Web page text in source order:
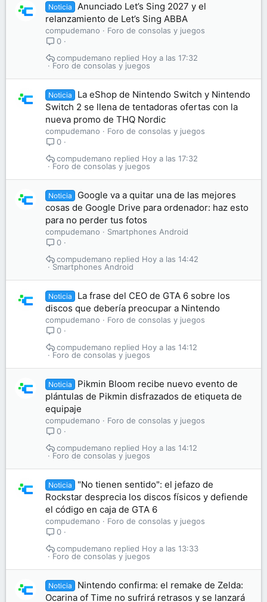
Noticia
Anunciado Let’s Sing 2027 y el
relanzamiento de Let’s Sing ABBA
compudemano
Foro de consolas y juegos
0
Foro de consolas y juegos
Hoy a las 17:32
compudemano
Noticia
La eShop de Nintendo Switch y Nintendo
Switch 2 se llena de tentadoras ofertas con la
nueva promo de THQ Nordic
compudemano
Foro de consolas y juegos
0
Foro de consolas y juegos
Hoy a las 17:32
compudemano
Noticia
Google va a quitar una de las mejores
cosas de Google Drive para ordenador: haz esto
para no perder tus fotos
compudemano
Smartphones Android
0
Smartphones Android
Hoy a las 14:42
compudemano
Noticia
La frase del CEO de GTA 6 sobre los
discos que debería preocupar a Nintendo
compudemano
Foro de consolas y juegos
0
Foro de consolas y juegos
Hoy a las 14:12
compudemano
Noticia
Pikmin Bloom recibe nuevo evento de
plántulas de Pikmin disfrazados de etiqueta de
equipaje
compudemano
Foro de consolas y juegos
0
Foro de consolas y juegos
Hoy a las 14:12
compudemano
Noticia
"No tienen sentido": el jefazo de
Rockstar desprecia los discos físicos y defiende
el código en caja de GTA 6
compudemano
Foro de consolas y juegos
0
Foro de consolas y juegos
Hoy a las 13:33
compudemano
Noticia
Nintendo confirma: el remake de Zelda:
Ocarina of Time no sufrirá retrasos y se lanzará